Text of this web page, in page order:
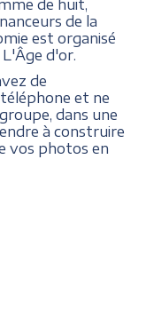
de huit,
de la
est organisé
d'or.
de
et ne
dans une
à construire
vos photos en